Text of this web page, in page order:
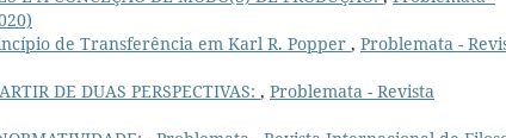
de Transferência em Karl R. Popper , Problemata -
DE DUAS PERSPECTIVAS: , Problemata - Revista